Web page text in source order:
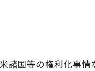
諸国等の権利化事情